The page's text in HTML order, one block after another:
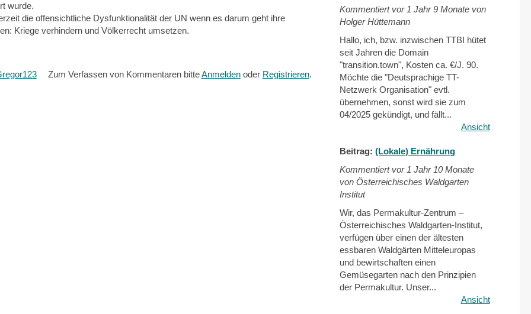
wurde.
die offensichtliche Dysfunktionalität der UN wenn es darum geht ihre
Kriege verhindern und Völkerrecht umsetzen.
Zum Verfassen von Kommentaren bitteAnmeldenoder Registrieren.
Kommentiert vor 1 Jahr 9 Monate von
Holger Hüttemann
Hallo, ich, bzw. inzwischen TTBI hütet
seit Jahren die Domain
"transition.town", Kosten ca. €/J. 90.
Möchte die "Deutsprachige TT-
Netzwerk Organisation" evtl.
übernehmen, sonst wird sie zum
04/2025 gekündigt, und fällt...
Ansicht
Beitrag:(Lokale) Ernährung
Kommentiert vor 1 Jahr 10 Monate
von Österreichisches Waldgarten
Institut
Wir, das Permakultur-Zentrum –
Österreichisches Waldgarten-Institut,
verfügen über einen der ältesten
essbaren Waldgärten Mitteleuropas
und bewirtschaften einen
Gemüsegarten nach den Prinzipien
der Permakultur. Unser...
Ansicht